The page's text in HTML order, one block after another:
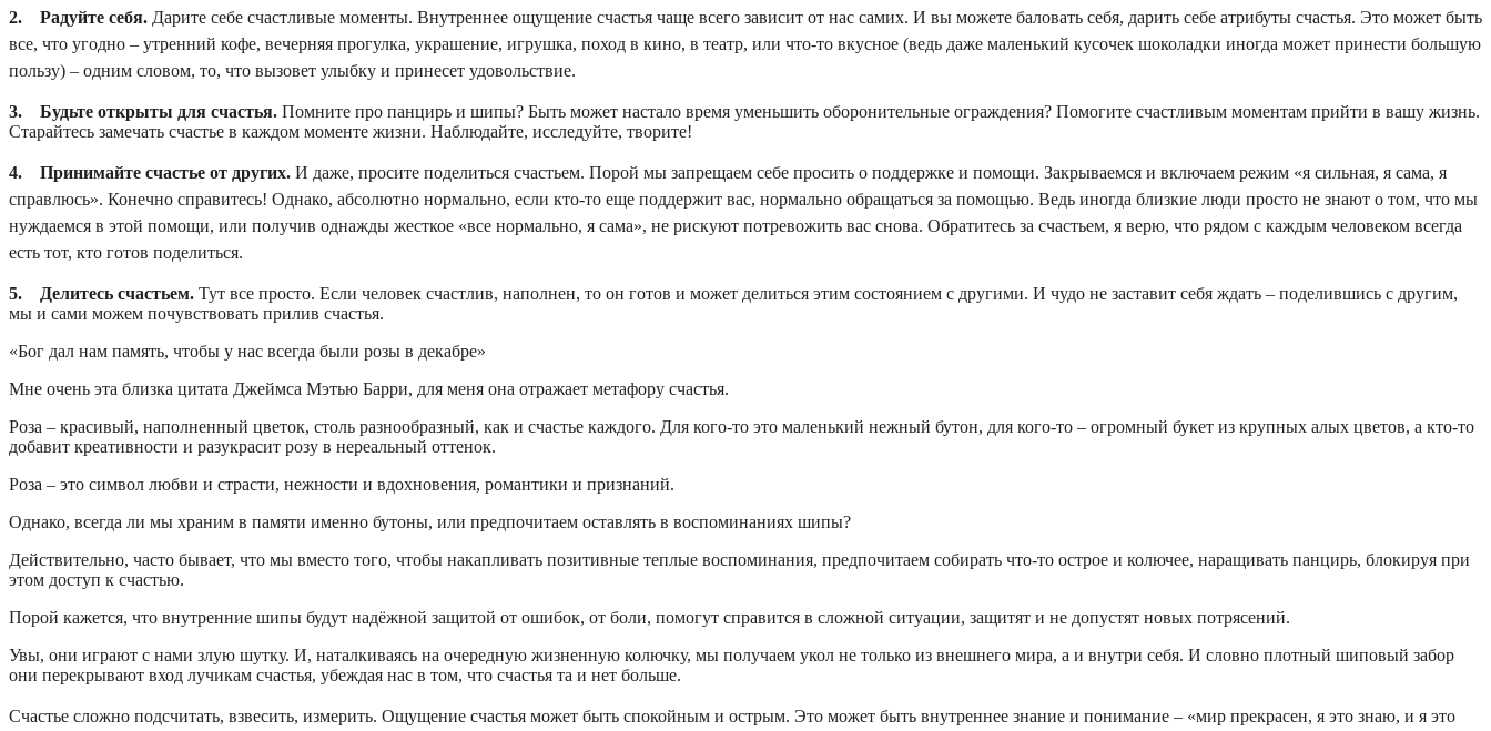
2. Радуйте себя. Дарите себе счастливые моменты. Внутреннее ощущение счастья чаще всего зависит от нас самих. И вы можете баловать себя, дарить себе атрибуты счастья. Это может быть
все, что угодно – утренний кофе, вечерняя прогулка, украшение, игрушка, поход в кино, в театр, или что-то вкусное (ведь даже маленький кусочек шоколадки иногда может принести большую
пользу) – одним словом, то, что вызовет улыбку и принесет удовольствие.
3. Будьте открыты для счастья. Помните про панцирь и шипы? Быть может настало время уменьшить оборонительные ограждения? Помогите счастливым моментам прийти в вашу жизнь.
Старайтесь замечать счастье в каждом моменте жизни. Наблюдайте, исследуйте, творите!
4. Принимайте счастье от других. И даже, просите поделиться счастьем. Порой мы запрещаем себе просить о поддержке и помощи. Закрываемся и включаем режим «я сильная, я сама, я
справлюсь». Конечно справитесь! Однако, абсолютно нормально, если кто-то еще поддержит вас, нормально обращаться за помощью. Ведь иногда близкие люди просто не знают о том, что мы
нуждаемся в этой помощи, или получив однажды жесткое «все нормально, я сама», не рискуют потревожить вас снова. Обратитесь за счастьем, я верю, что рядом с каждым человеком всегда
есть тот, кто готов поделиться.
5. Делитесь счастьем. Тут все просто. Если человек счастлив, наполнен, то он готов и может делиться этим состоянием с другими. И чудо не заставит себя ждать – поделившись с другим,
мы и сами можем почувствовать прилив счастья.
«Бог дал нам память, чтобы у нас всегда были розы в декабре»
Мне очень эта близка цитата Джеймса Мэтью Барри, для меня она отражает метафору счастья.
Роза – красивый, наполненный цветок, столь разнообразный, как и счастье каждого. Для кого-то это маленький нежный бутон, для кого-то – огромный букет из крупных алых цветов, а кто-то
добавит креативности и разукрасит розу в нереальный оттенок.
Роза – это символ любви и страсти, нежности и вдохновения, романтики и признаний.
Однако, всегда ли мы храним в памяти именно бутоны, или предпочитаем оставлять в воспоминаниях шипы?
Действительно, часто бывает, что мы вместо того, чтобы накапливать позитивные теплые воспоминания, предпочитаем собирать что-то острое и колючее, наращивать панцирь, блокируя при
этом доступ к счастью.
Порой кажется, что внутренние шипы будут надёжной защитой от ошибок, от боли, помогут справится в сложной ситуации, защитят и не допустят новых потрясений.
Увы, они играют с нами злую шутку. И, наталкиваясь на очередную жизненную колючку, мы получаем укол не только из внешнего мира, а и внутри себя. И словно плотный шиповый забор
они перекрывают вход лучикам счастья, убеждая нас в том, что счастья та и нет больше.
Счастье сложно подсчитать, взвесить, измерить. Ощущение счастья может быть спокойным и острым. Это может быть внутреннее знание и понимание – «мир прекрасен, я это знаю, и я это